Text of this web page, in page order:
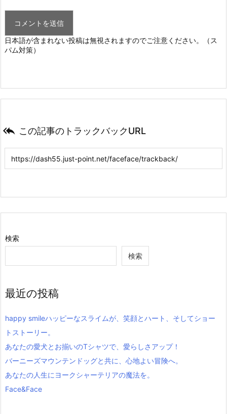
日本語が含まれない投稿は無視されますのでご注意ください。（ス
パム対策）
 この記事のトラックバックURL
検索
検索
最近の投稿
happy smileハッピーなスライムが、笑顔とハート、そしてショー
トストーリー。
あなたの愛犬とお揃いのTシャツで、愛らしさアップ！
バーニーズマウンテンドッグと共に、心地よい冒険へ。
あなたの人生にヨークシャーテリアの魔法を。
Face&Face